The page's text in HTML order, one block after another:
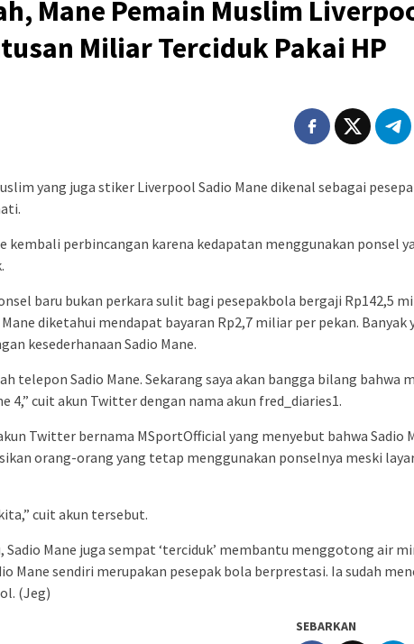
Mane Pemain Muslim
Miliar Terciduk Pakai HP
yang juga stiker Liverpool Sadio Mane dikenal sebagai
kembali perbincangan karena kedapatan menggunakan ponsel
baru bukan perkara sulit bagi pesepakbola bergaji Rp142,5
diketahui mendapat bayaran Rp2,7 miliar per pekan. Banyak
kesederhanaan Sadio Mane.
telepon Sadio Mane. Sekarang saya akan bangga bilang bahwa
4,” cuit akun Twitter dengan nama akun fred_diaries1.
Twitter bernama MSportOfficial yang menyebut bahwa Sadio
orang-orang yang tetap menggunakan ponselnya meski
cuit akun tersebut.
Sadio Mane juga sempat ‘terciduk’ membantu menggotong air
Mane sendiri merupakan pesepak bola berprestasi. Ia sudah
(Jeg)
SEBARKAN